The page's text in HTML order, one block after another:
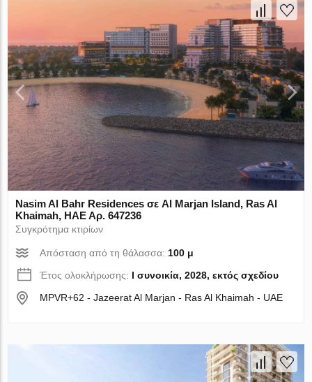
Nasim Al Bahr Residences σε Al Marjan Island, Ras Al
Khaimah, ΗΑΕ Αρ. 647236
Συγκρότημα κτιρίων
Απόσταση από τη θάλασσα: 100 μ
Έτος ολοκλήρωσης: I συνοικία, 2028, εκτός σχεδίου
MPVR+62 - Jazeerat Al Marjan - Ras Al Khaimah - UAE